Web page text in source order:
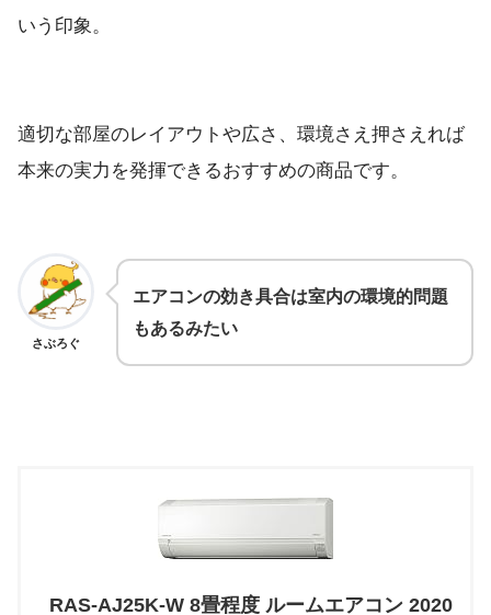
いう印象。
適切な部屋のレイアウトや広さ、環境さえ押さえれば
本来の実力を発揮できるおすすめの商品です。
さぶろぐ
エアコンの効き具合は室内の環境的問題
もあるみたい
RAS-AJ25K-W 8畳程度 ルームエアコン 2020